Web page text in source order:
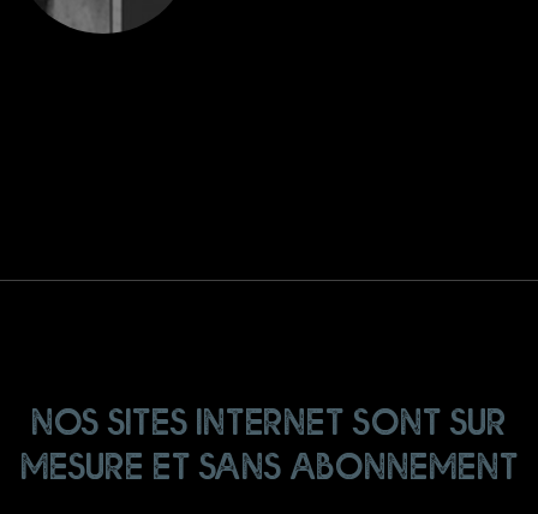
nos sites internet sont sur
mesure et sans abonnement